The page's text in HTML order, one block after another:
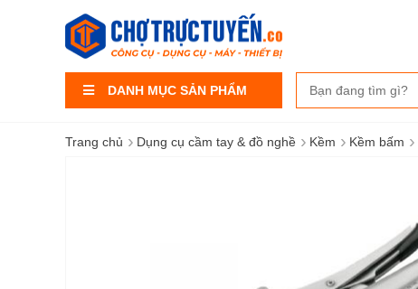
DANH MỤC SẢN PHẨM
Trang chủ › Dụng cụ cầm tay & đồ nghề › Kềm › Kềm bấm ›